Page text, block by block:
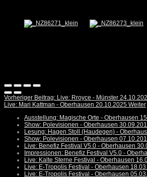
Vorheriger Beitrag: Live: Rroyce - Münster
Live: Mari Kattman - Oberhausen 20.10.2025 Weiter
Ausstellung: Magische Orte - Oberhausen
Show: Polevisionen - Oberhausen
Lesung: Hagen Stoll (Haudegen) -
Show: Polevisionen - Oberhausen
Live: Benefiz Festival V5.0 - Oberhausen
Impressionen: Benefiz Festival V5.0 -
Live: Kalte Sterne Festival - Oberhausen
Live: E-Tropolis Festival - Oberhausen
Live: E-Tropolis Festival - Oberhausen